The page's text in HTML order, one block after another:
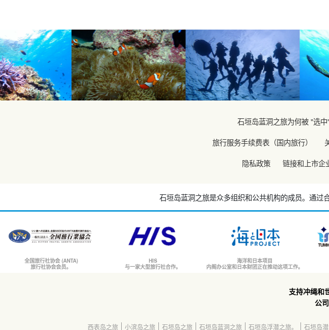
石垣岛蓝洞之旅为何被 "选中"
旅行服务手续费表（国内旅行）
隐私政策
链接和上市企
石垣岛蓝洞之旅是众多组织和公共机构的成员。 通过
全国旅行社协会 (ANTA)
旅行社协会会员。
HIS
与一家大型旅行社合作。
海洋和日本项目
内阁办公室和日本财团正在推动这项工作。
支持冲绳和
公
西表岛之旅 小滨岛之旅 石垣岛之旅 石垣岛蓝洞之旅 石垣岛浮潜之旅。 石垣岛潜